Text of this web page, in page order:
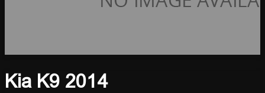
Kia K9 2014